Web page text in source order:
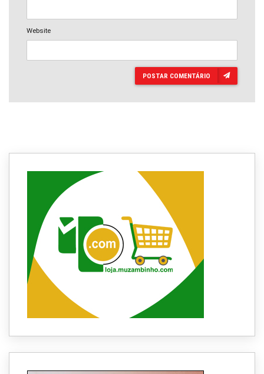
Website
POSTAR COMENTÁRIO